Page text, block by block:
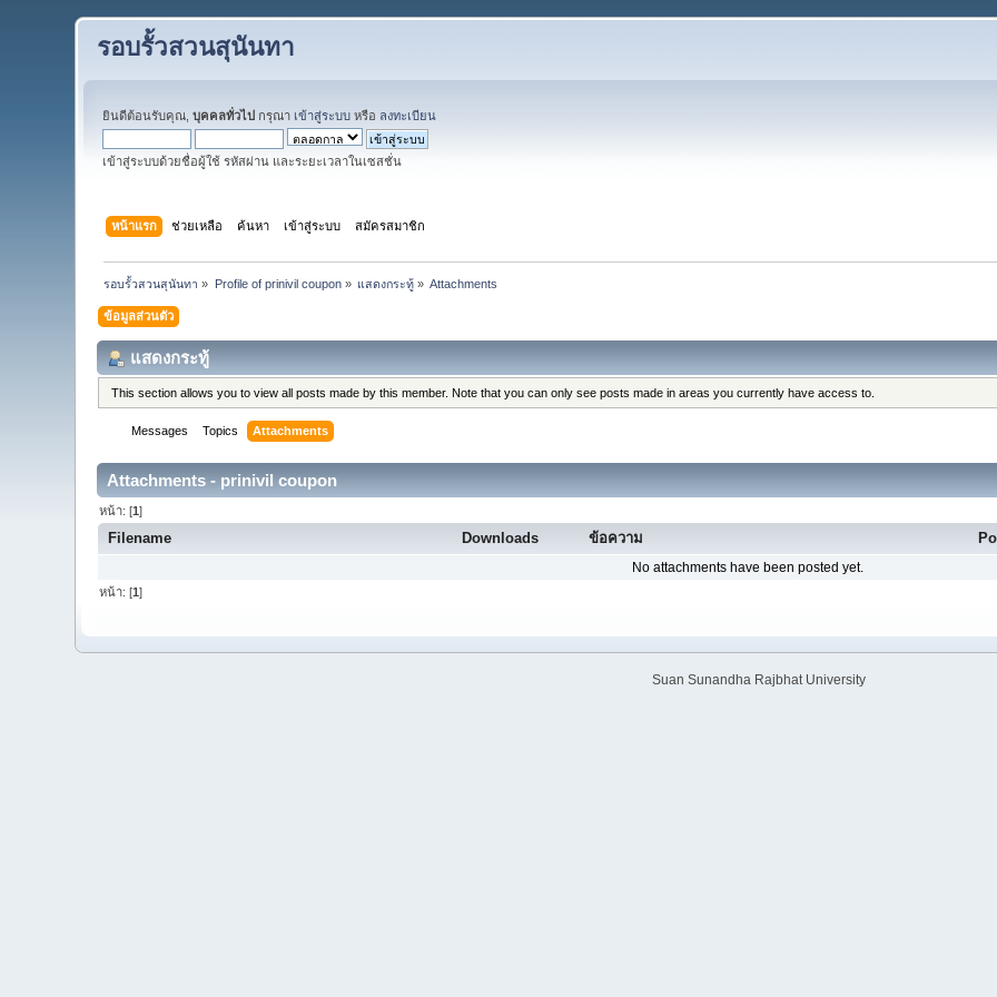
รอบรั้วสวนสุนันทา
ยินดีต้อนรับคุณ,บุคคลทั่วไป กรุณา เข้าสู่ระบบ หรือ ลงทะเบียน
เข้าสู่ระบบด้วยชื่อผู้ใช้ รหัสผ่าน และระยะเวลาในเซสชั่น
หน้าแรก ช่วยเหลือ ค้นหา เข้าสู่ระบบ สมัครสมาชิก
รอบรั้วสวนสุนันทา » Profile of prinivil coupon» แสดงกระทู้ » Attachments
ข้อมูลส่วนตัว
แสดงกระทู้
This section allows you to view all posts made by this member. Note that you can only see posts made in areas you currently have access to.
Messages Topics Attachments
Attachments - prinivil coupon
หน้า: [1]
Filename Downloads ข้อความ
No attachments have been posted yet.
หน้า: [1]
Suan Sunandha Rajbhat University